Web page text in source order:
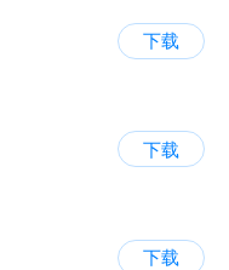
下载
下载
下载